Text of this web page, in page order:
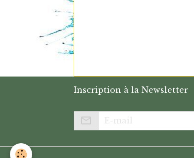
Inscription à la Newsletter